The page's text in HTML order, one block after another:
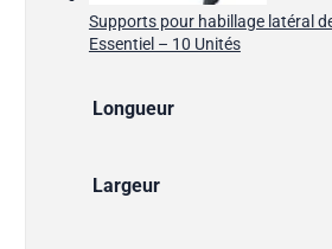
Supports pour habillage latéral
Essentiel – 10 Unités
Longueur
Largeur